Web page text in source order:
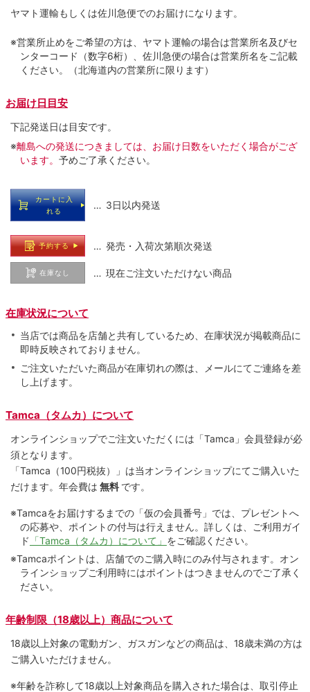
ヤマト運輸もしくは佐川急便でのお届けになります。
※営業所止めをご希望の方は、ヤマト運輸の場合は営業所名及びセ
ンターコード（数字6桁）、佐川急便の場合は営業所名をご記載
ください。（北海道内の営業所に限ります）
お届け日目安
下記発送日は目安です。
※離島への発送につきましては、お届け日数をいただく場合がござ
います。 予めご了承ください。
カートに入
れる
… 3日以内発送
予約する … 発売・入荷次第順次発送
在庫なし … 現在ご注文いただけない商品
在庫状況について
当店では商品を店舗と共有しているため、在庫状況が掲載商品に
即時反映されておりません。
ご注文いただいた商品が在庫切れの際は、メールにてご連絡を差
し上げます。
Tamca（タムカ）について
オンラインショップでご注⽂いただくには「Tamca」会員登録が必
須となります。
「Tamca （100円税抜）
」は当オンラインショップにてご購⼊いた
だけます。 年会費は 無料 です。
※Tamcaをお届けするまでの「仮の会員番号」では、プレゼントへ
の応募や、ポイントの付与は⾏えません。詳しくは、ご利⽤ガイ
ド 「Tamca（タムカ）について」 をご確認ください。
※Tamcaポイントは、店舗でのご購⼊時にのみ付与されます。オン
ラインショップご利用時にはポイントはつきませんのでご了承く
ださい。
年齢制限（18歳以上）商品について
18歳以上対象の電動ガン、ガスガンなどの商品は、18歳未満の方は
ご購入いただけません。
※年齢を詐称して18歳以上対象商品を購入された場合は、取引停止